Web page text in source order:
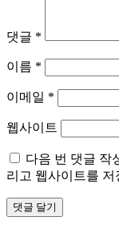
댓글 *
이름 *
이메일 *
웹사이트
다음 번 댓글 작
리고 웹사이트를 저